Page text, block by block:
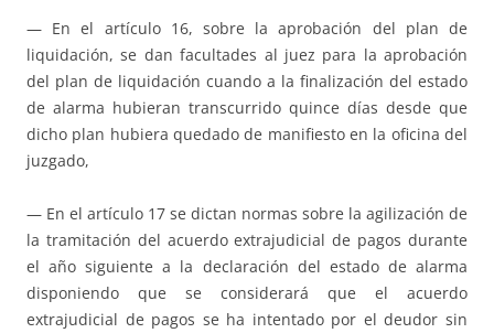
— En el artículo 16, sobre la aprobación del plan de
liquidación, se dan facultades al juez para la aprobación
del plan de liquidación cuando a la finalización del estado
de alarma hubieran transcurrido quince días desde que
dicho plan hubiera quedado de manifiesto en la oficina del
juzgado,
— En el artículo 17 se dictan normas sobre la agilización de
la tramitación del acuerdo extrajudicial de pagos durante
el año siguiente a la declaración del estado de alarma
disponiendo que se considerará que el acuerdo
extrajudicial de pagos se ha intentado por el deudor sin